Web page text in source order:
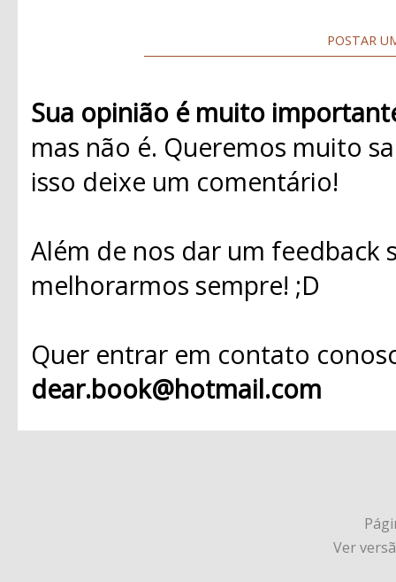
POSTAR
Sua opinião é muito
mas não é. Queremos muito
isso deixe um comentário!
Além de nos dar um
melhorarmos sempre! ;D
Quer entrar em contato
dear.book@hotmail.com
Ver